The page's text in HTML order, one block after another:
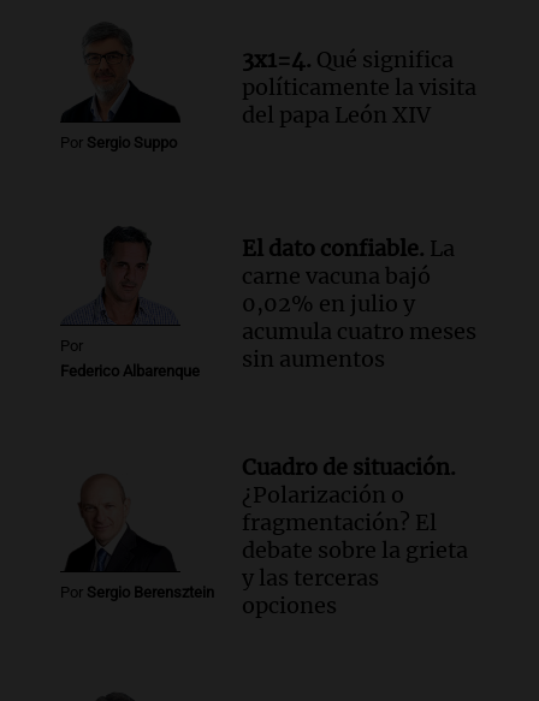
Por Sergio Suppo
3x1=4. Qué significa
políticamente la visita
del papa León XIV
Por
Federico Albarenque
El dato confiable. La
carne vacuna bajó
0,02% en julio y
acumula cuatro meses
sin aumentos
Por Sergio Berensztein
Cuadro de situación.
¿Polarización o
fragmentación? El
debate sobre la grieta
y las terceras
opciones